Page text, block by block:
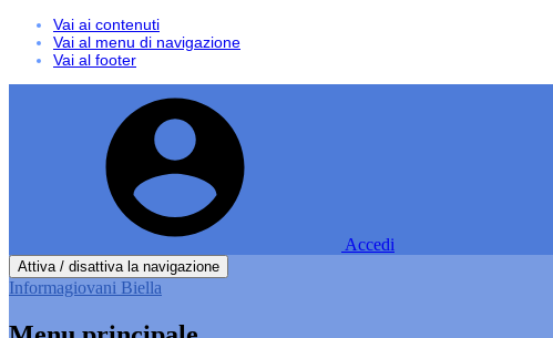
Vai ai contenuti
Vai al menu di navigazione
Vai al footer
Accedi
Attiva / disattiva la navigazione
Informagiovani Biella